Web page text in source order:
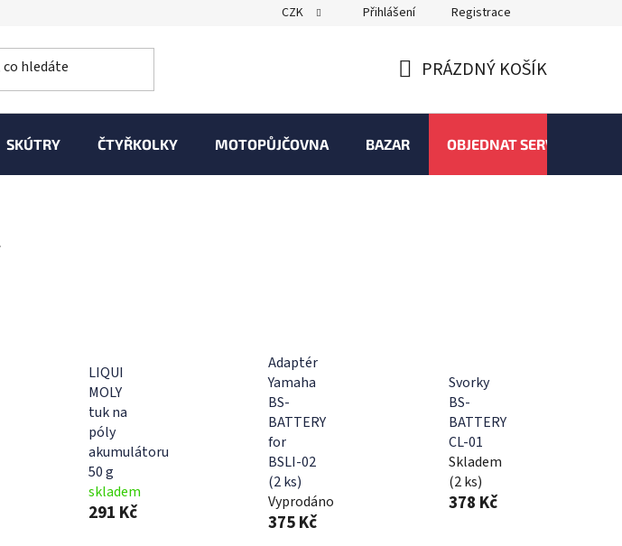
CZK Přihlášení Registrace
KOŠÍK
PRÁZDNÝ KOŠÍK
SKÚTRY ČTYŘKOLKY MOTOPŮJČOVNA BAZAR OBJEDNAT SERVIS
LIQUI
MOLY
tuk na
póly
akumulátoru
50 g
skladem
291 Kč
Adaptér
Yamaha
BS-
BATTERY
for
BSLI-02
(2 ks)
Vyprodáno
375 Kč
Svorky
BS-
BATTERY
CL-01
Skladem
(2 ks)
378 Kč